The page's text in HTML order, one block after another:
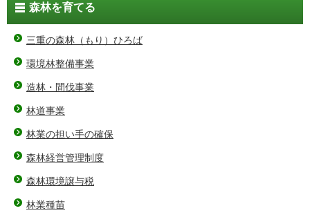
森林を育てる
三重の森林（もり）ひろば
環境林整備事業
造林・間伐事業
林道事業
林業の担い手の確保
森林経営管理制度
森林環境譲与税
林業種苗